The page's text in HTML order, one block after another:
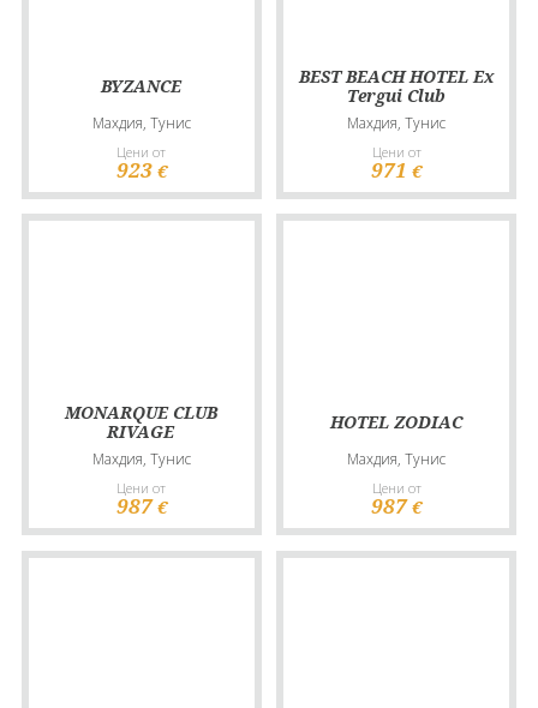
BYZANCE
Махдия, Тунис
Цени от
923 €
BEST BEACH HOTEL Ex
Tergui Club
Махдия, Тунис
Цени от
971 €
MONARQUE CLUB
RIVAGE
Махдия, Тунис
Цени от
987 €
HOTEL ZODIAC
Махдия, Тунис
Цени от
987 €